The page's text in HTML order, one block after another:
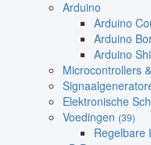
Arduino
Arduino
Arduino
Arduino
Microcontrollers
Elektronische
Voedingen (39)
Regelbare